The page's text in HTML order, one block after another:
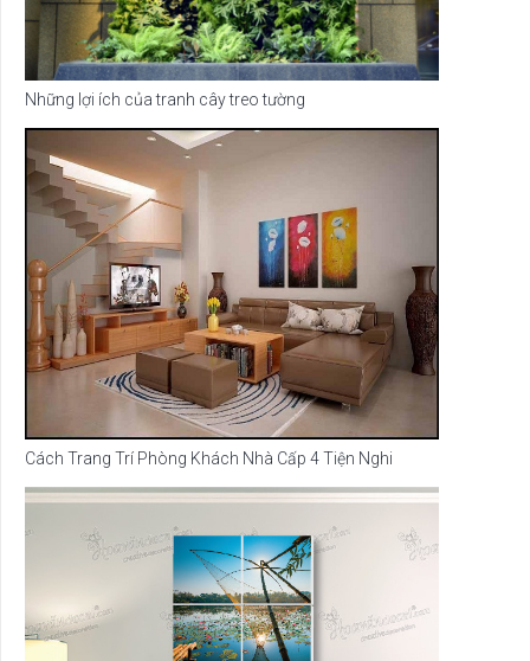
Những lợi ích của tranh cây treo tường
Cách Trang Trí Phòng Khách Nhà Cấp 4 Tiện Nghi